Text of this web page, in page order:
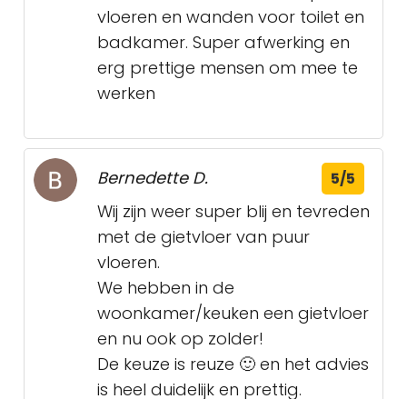
vloeren en wanden voor toilet en
badkamer. Super afwerking en
erg prettige mensen om mee te
werken
Bernedette D. 5/5
Wij zijn weer super blij en tevreden
met de gietvloer van puur
vloeren.
We hebben in de
woonkamer/keuken een gietvloer
en nu ook op zolder!
De keuze is reuze 🙂 en het advies
is heel duidelijk en prettig.